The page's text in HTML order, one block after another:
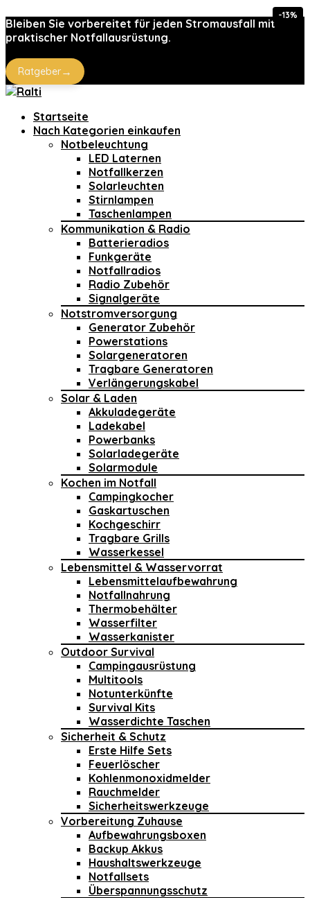
Bleiben Sie vorbereitet für jeden Stromausfall mit
praktischer Notfallausrüstung.
Ratgeber→
Startseite
Nach Kategorien einkaufen
Notbeleuchtung
LED Laternen
Notfallkerzen
Solarleuchten
Stirnlampen
Taschenlampen
Kommunikation & Radio
Batterieradios
Funkgeräte
Notfallradios
Radio Zubehör
Signalgeräte
Notstromversorgung
Generator Zubehör
Powerstations
Solargeneratoren
Tragbare Generatoren
Verlängerungskabel
Solar & Laden
Akkuladegeräte
Ladekabel
Powerbanks
Solarladegeräte
Solarmodule
Kochen im Notfall
Campingkocher
Gaskartuschen
Kochgeschirr
Tragbare Grills
Wasserkessel
Lebensmittel & Wasservorrat
Lebensmittelaufbewahrung
Notfallnahrung
Thermobehälter
Wasserfilter
Wasserkanister
Outdoor Survival
Campingausrüstung
Multitools
Notunterkünfte
Survival Kits
Wasserdichte Taschen
Sicherheit & Schutz
Erste Hilfe Sets
Feuerlöscher
Kohlenmonoxidmelder
Rauchmelder
Sicherheitswerkzeuge
Vorbereitung Zuhause
Aufbewahrungsboxen
Backup Akkus
Haushaltswerkzeuge
Notfallsets
Überspannungsschutz
-13%